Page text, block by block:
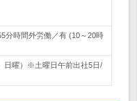
分時間外労働／有 (10～20時
日曜）※土曜日午前出社5日/